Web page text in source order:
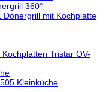
360°
Dönergrill mit Kochplatte
Tristar OV-
Kleinküche